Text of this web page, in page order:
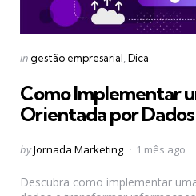
Categories
Posted
ingestão empresarial Dica
Como Implementar
Orientada por
Posted
byJornada Marketing 1 mês ago
Descubra como implementar